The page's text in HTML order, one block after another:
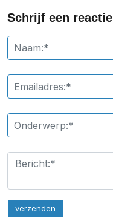
Schrijf een reactie